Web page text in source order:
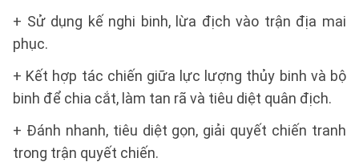
+ Sử dụng kế nghi binh, lừa địch vào trận địa mai
phục.
+ Kết hợp tác chiến giữa lực lượng thủy binh và bộ
binh để chia cắt, làm tan rã và tiêu diệt quân địch.
+ Đánh nhanh, tiêu diệt gọn, giải quyết chiến tranh
trong trận quyết chiến.